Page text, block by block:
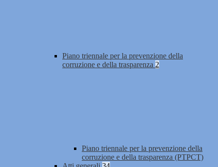
Piano triennale per la prevenzione della
corruzione e della trasparenza 2
Piano triennale per la prevenzione della
corruzione e della trasparenza (PTPCT)